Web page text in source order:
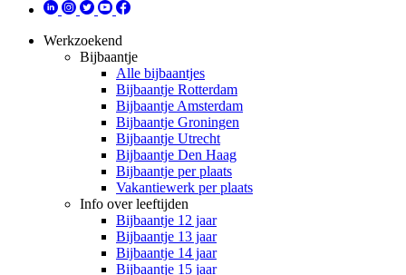
Werkzoekend
Bijbaantje
Alle bijbaantjes
Bijbaantje Rotterdam
Bijbaantje Amsterdam
Bijbaantje Groningen
Bijbaantje Utrecht
Bijbaantje Den Haag
Bijbaantje per plaats
Vakantiewerk per plaats
Info over leeftijden
Bijbaantje 12 jaar
Bijbaantje 13 jaar
Bijbaantje 14 jaar
Bijbaantje 15 jaar